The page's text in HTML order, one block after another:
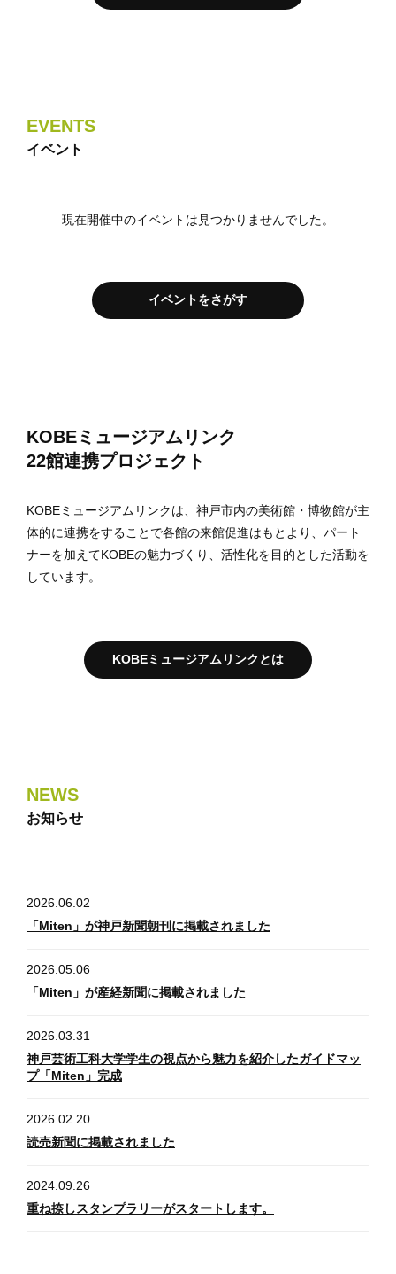
EVENTS
イベント
現在開催中のイベントは見つかりませんでした。
イベントをさがす
KOBEミュージアムリンク
22館連携プロジェクト
KOBEミュージアムリンクは、神戸市内の美術館・博物館が主
体的に連携をすることで各館の来館促進はもとより、パート
ナーを加えてKOBEの魅力づくり、活性化を目的とした活動を
しています。
KOBEミュージアムリンクとは
NEWS
お知らせ
2026.06.02
「Miten」が神戸新聞朝刊に掲載されました
2026.05.06
「Miten」が産経新聞に掲載されました
2026.03.31
神戸芸術工科大学学生の視点から魅力を紹介したガイドマッ
プ「Miten」完成
2026.02.20
読売新聞に掲載されました
2024.09.26
重ね捺しスタンプラリーがスタートします。